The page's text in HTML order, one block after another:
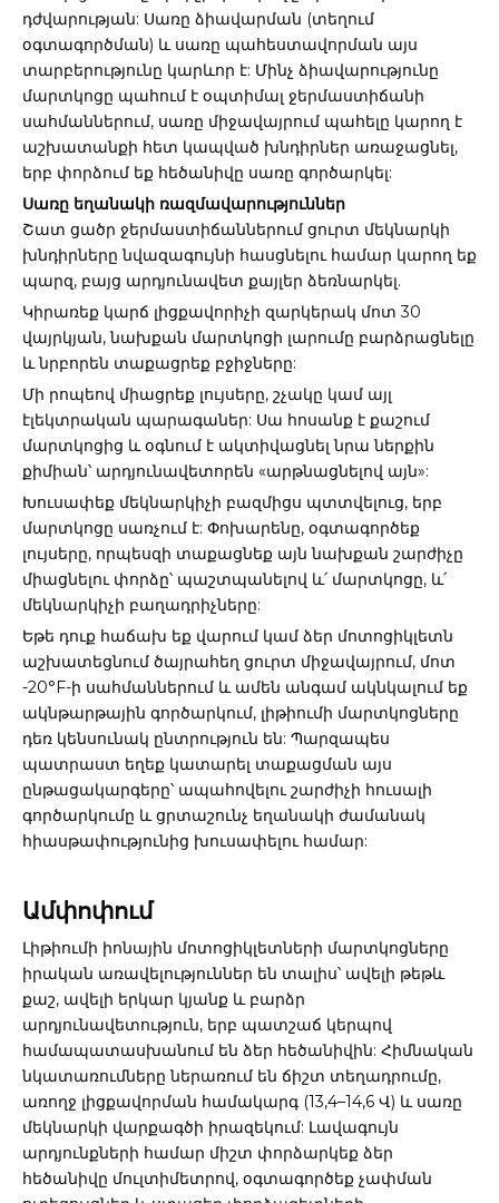
դժվարության: Սառը ձիավարման (տեղում
օգտագործման) և սառը պահեստավորման այս
տարբերությունը կարևոր է: Մինչ ձիավարությունը
մարտկոցը պահում է օպտիմալ ջերմաստիճանի
սահմաններում, սառը միջավայրում պահելը կարող է
աշխատանքի հետ կապված խնդիրներ առաջացնել,
երբ փորձում եք հեծանիվը սառը գործարկել:
Սառը եղանակի ռազմավարություններ
Շատ ցածր ջերմաստիճաններում ցուրտ մեկնարկի
խնդիրները նվազագույնի հասցնելու համար կարող եք
պարզ, բայց արդյունավետ քայլեր ձեռնարկել.
Կիրառեք կարճ լիցքավորիչի զարկերակ մոտ 30
վայրկյան, նախքան մարտկոցի լարումը բարձրացնելը
և նրբորեն տաքացրեք բջիջները:
Մի րոպեով միացրեք լույսերը, շչակը կամ այլ
էլեկտրական պարագաներ: Սա հոսանք է քաշում
մարտկոցից և օգնում է ակտիվացնել նրա ներքին
քիմիան՝ արդյունավետորեն «արթնացնելով այն»:
Խուսափեք մեկնարկիչի բազմիցս պտտվելուց, երբ
մարտկոցը սառչում է: Փոխարենը, օգտագործեք
լույսերը, որպեսզի տաքացնեք այն նախքան շարժիչը
միացնելու փորձը՝ պաշտպանելով և՛ մարտկոցը, և՛
մեկնարկիչի բաղադրիչները:
Եթե ​​դուք հաճախ եք վարում կամ ձեր մոտոցիկլետն
աշխատեցնում ծայրահեղ ցուրտ միջավայրում, մոտ
-20°F-ի սահմաններում և ամեն անգամ ակնկալում եք
ակնթարթային գործարկում, լիթիումի մարտկոցները
դեռ կենսունակ ընտրություն են: Պարզապես
պատրաստ եղեք կատարել տաքացման այս
ընթացակարգերը՝ ապահովելու շարժիչի հուսալի
գործարկումը և ցրտաշունչ եղանակի ժամանակ
հիասթափությունից խուսափելու համար:
Ամփոփում
Լիթիումի իոնային մոտոցիկլետների մարտկոցները
իրական առավելություններ են տալիս՝ ավելի թեթև
քաշ, ավելի երկար կյանք և բարձր
արդյունավետություն, երբ պատշաճ կերպով
համապատասխանում են ձեր հեծանիվին: Հիմնական
նկատառումները ներառում են ճիշտ տեղադրումը,
առողջ լիցքավորման համակարգ (13,4–14,6 Վ) և սառը
մեկնարկի վարքագծի իրազեկում: Լավագույն
արդյունքների համար միշտ փորձարկեք ձեր
հեծանիվը մուլտիմետրով, օգտագործեք չափման